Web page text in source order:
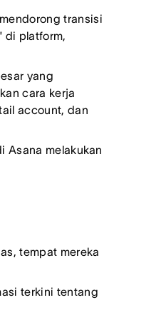
transisi
di platform,
yang
cara kerja
account, dan
Asana melakukan
tempat mereka
terkini tentang